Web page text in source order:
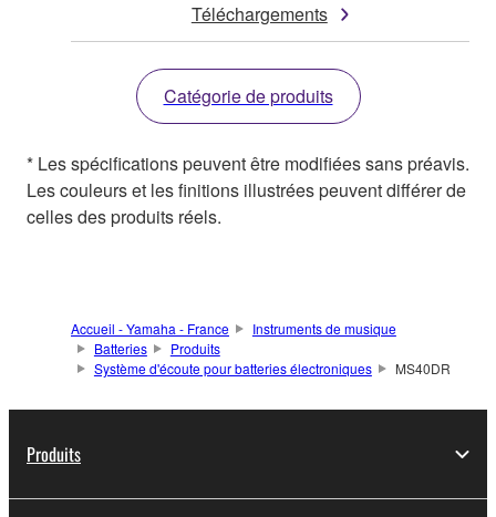
Téléchargements
Catégorie de produits
* Les spécifications peuvent être modifiées sans préavis.
Les couleurs et les finitions illustrées peuvent différer de
celles des produits réels.
Accueil - Yamaha - France
Instruments de musique
Batteries
Produits
Système d'écoute pour batteries électroniques
MS40DR
Produits